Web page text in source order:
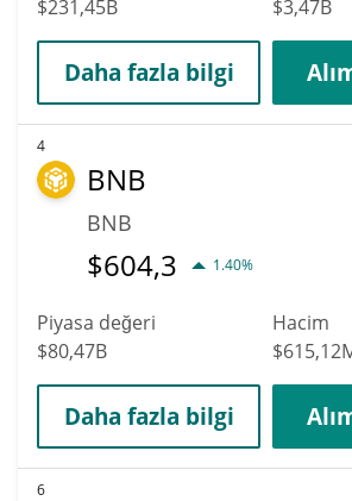
$231,45B
$3,47B
Daha fazla bilgi
4
BNB
BNB
$604,3 1.40%
Piyasa değeri
$80,47B
Hacim
Daha fazla bilgi
6